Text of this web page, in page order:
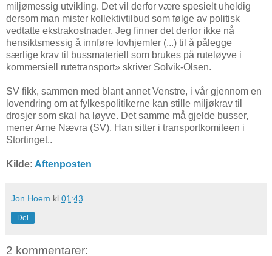
miljømessig utvikling. Det vil derfor være spesielt uheldig
dersom man mister kollektivtilbud som følge av politisk
vedtatte ekstrakostnader. Jeg finner det derfor ikke nå
hensiktsmessig å innføre lovhjemler (...) til å pålegge
særlige krav til bussmateriell som brukes på ruteløyve i
kommersiell rutetransport» skriver Solvik-Olsen.
SV fikk, sammen med blant annet Venstre, i vår gjennom en
lovendring om at fylkespolitikerne kan stille miljøkrav til
drosjer som skal ha løyve. Det samme må gjelde busser,
mener Arne Nævra (SV). Han sitter i transportkomiteen i
Stortinget..
Kilde: Aftenposten
Jon Hoem kl 01:43
Del
2 kommentarer: